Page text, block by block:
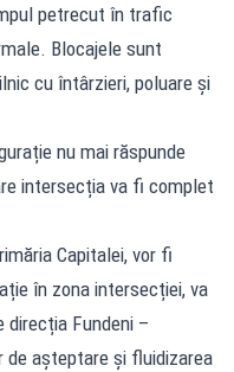
petrecut în trafic
Blocajele sunt
cu întârzieri, poluare și
nu mai răspunde
intersecția va fi complet
Capitalei, vor fi
în zona intersecției, va
direcția Fundeni –
de așteptare și fluidizarea